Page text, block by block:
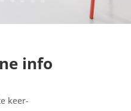
info
keer-